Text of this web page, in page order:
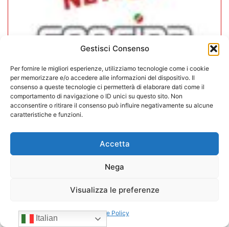
Gestisci Consenso
Per fornire le migliori esperienze, utilizziamo tecnologie come i cookie
per memorizzare e/o accedere alle informazioni del dispositivo. Il
consenso a queste tecnologie ci permetterà di elaborare dati come il
comportamento di navigazione o ID unici su questo sito. Non
acconsentire o ritirare il consenso può influire negativamente su alcune
caratteristiche e funzioni.
Accetta
Nega
Visualizza le preferenze
Cookie Policy
CONFIDA Servizi srl presenta il
nuovo Consiglio di Amministrazione
17/07/2026
Italian